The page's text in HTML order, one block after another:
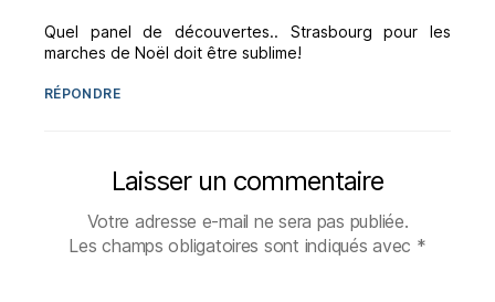
Quel panel de découvertes.. Strasbourg pour les
marches de Noël doit être sublime!
RÉPONDRE
Laisser un commentaire
Votre adresse e-mail ne sera pas publiée.
Les champs obligatoires sont indiqués avec *